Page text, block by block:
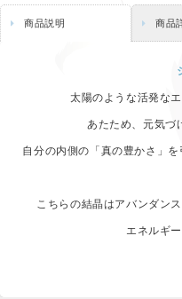
商品説明 商品
太陽のような活発な
あたため、元気づ
自分の内側の「真の豊かさ」
こちらの結晶はアバンダン
エネルギ